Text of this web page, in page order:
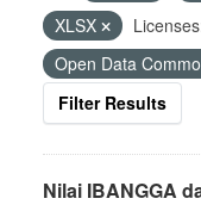
XLSX
Open Data
Filter Results
Nilai IBANGGA